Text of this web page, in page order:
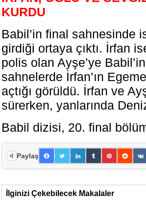
KURDU
Babil’in final sahnesinde
girdiği ortaya çıktı. İrfan
polis olan Ayşe’ye
sahnelerde İrfan’ın
açtığı görüldü. İrfan ve
sürerken, yanlarında
Babil dizisi, 20. final
Paylaş
İlginizi Çekebilecek Makalaler